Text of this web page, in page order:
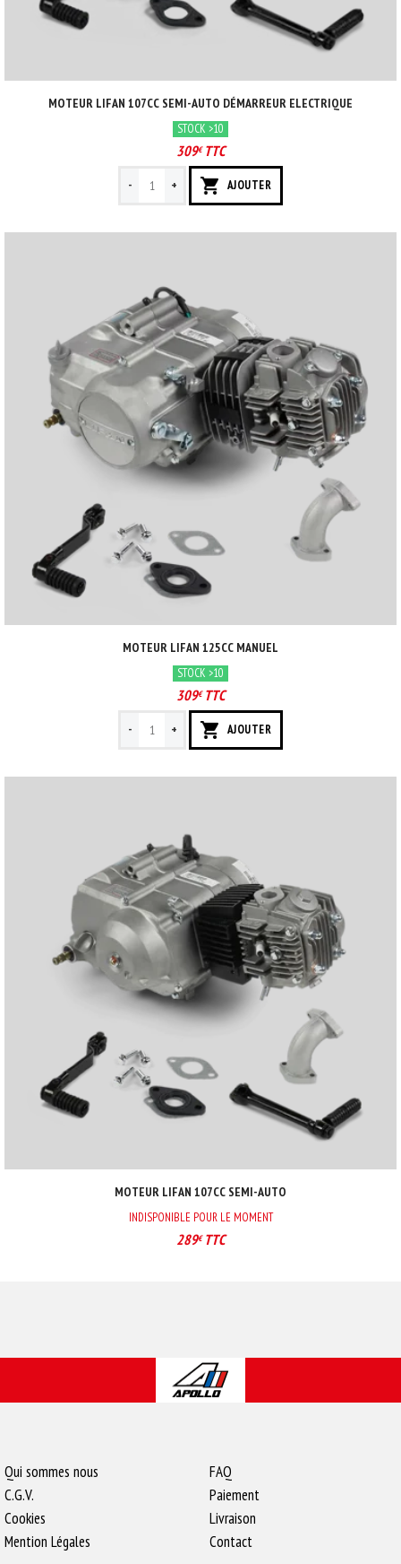
MOTEUR LIFAN 107CC SEMI-AUTO DÉMARREUR ELECTRIQUE
STOCK >10
309€TTC
- + AJOUTER
MOTEUR LIFAN 125CC MANUEL
STOCK >10
309€TTC
- + AJOUTER
MOTEUR LIFAN 107CC SEMI-AUTO
INDISPONIBLE POUR LE MOMENT
289€TTC
Qui sommes nous
C.G.V.
Cookies
Mention Légales
FAQ
Paiement
Livraison
Contact